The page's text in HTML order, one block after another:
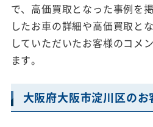
で、高価買取となった事例を
したお車の詳細や高価買取と
していただいたお客様のコメ
ます。
大阪府大阪市淀川区のお